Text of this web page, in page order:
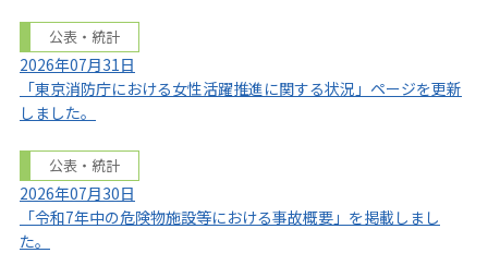
公表・統計
2026年07月31日
「東京消防庁における女性活躍推進に関する状況」ページを更新
しました。
公表・統計
2026年07月30日
「令和7年中の危険物施設等における事故概要」を掲載しまし
た。